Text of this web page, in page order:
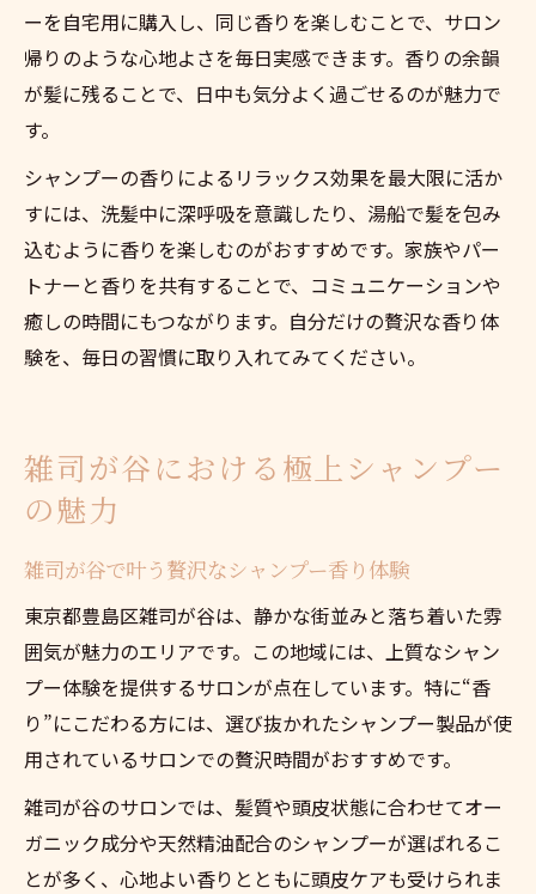
ーを自宅用に購入し、同じ香りを楽しむことで、サロン
帰りのような心地よさを毎日実感できます。香りの余韻
が髪に残ることで、日中も気分よく過ごせるのが魅力で
す。
シャンプーの香りによるリラックス効果を最大限に活か
すには、洗髪中に深呼吸を意識したり、湯船で髪を包み
込むように香りを楽しむのがおすすめです。家族やパー
トナーと香りを共有することで、コミュニケーションや
癒しの時間にもつながります。自分だけの贅沢な香り体
験を、毎日の習慣に取り入れてみてください。
雑司が谷における極上シャンプー
の魅力
雑司が谷で叶う贅沢なシャンプー香り体験
東京都豊島区雑司が谷は、静かな街並みと落ち着いた雰
囲気が魅力のエリアです。この地域には、上質なシャン
プー体験を提供するサロンが点在しています。特に“香
り”にこだわる方には、選び抜かれたシャンプー製品が使
用されているサロンでの贅沢時間がおすすめです。
雑司が谷のサロンでは、髪質や頭皮状態に合わせてオー
ガニック成分や天然精油配合のシャンプーが選ばれるこ
とが多く、心地よい香りとともに頭皮ケアも受けられま